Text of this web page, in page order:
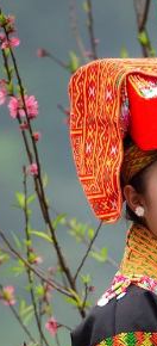
Ra mắt ba
mừng Đại
16/01/2026